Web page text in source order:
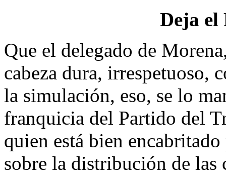
Deja el
Que el delegado de
cabeza dura, irrespetuoso,
la simulación, eso, se lo
franquicia del Partido del
quien está bien
sobre la distribución de las